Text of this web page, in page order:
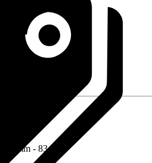
83 mm - 83 mm